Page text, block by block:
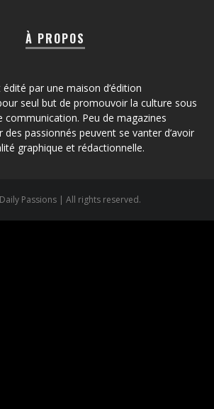
À PROPOS
édité par une maison d’édition
seul but de promouvoir la culture sous
Peu de magazines
des passionnés peuvent se vanter d’avoir
graphique et rédactionnelle.
Passions | All rights reserved.